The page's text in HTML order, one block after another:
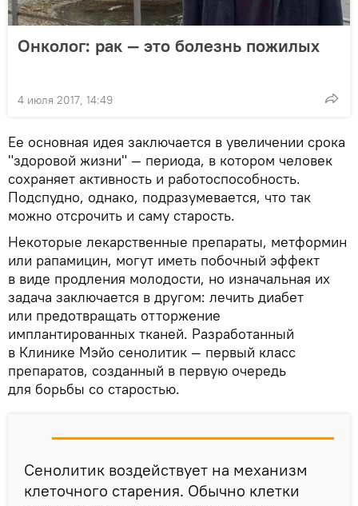
Онколог: рак — это болезнь пожилых
4 июля 2017, 14:49
Ее основная идея заключается в увеличении срока
"здоровой жизни" — периода, в котором человек
сохраняет активность и работоспособность.
Подспудно, однако, подразумевается, что так
можно отсрочить и саму старость.
Некоторые лекарственные препараты, метформин
или рапамицин, могут иметь побочный эффект
в виде продления молодости, но изначальная их
задача заключается в другом: лечить диабет
или предотвращать отторжение
имплантированных тканей. Разработанный
в Клинике Мэйо сенолитик — первый класс
препаратов, созданный в первую очередь
для борьбы со старостью.
Сенолитик воздействует на механизм
клеточного старения. Обычно клетки